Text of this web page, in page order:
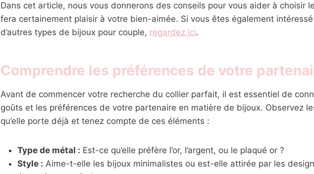
Dans cet article, nous vous donnerons des conseils pour vous aider à choisir
fera certainement plaisir à votre bien-aimée. Si vous êtes également
d’autres types de bijoux pour couple, regardez ici.
Comprendre les préférences de votre
Avant de commencer votre recherche du collier parfait, il est essentiel de
goûts et les préférences de votre partenaire en matière de bijoux. Observez
qu’elle porte déjà et tenez compte de ces éléments :
Type de métal : Est-ce qu’elle préfère l’or, l’argent, ou le plaqué or ?
Style : Aime-t-elle les bijoux minimalistes ou est-elle attirée par les